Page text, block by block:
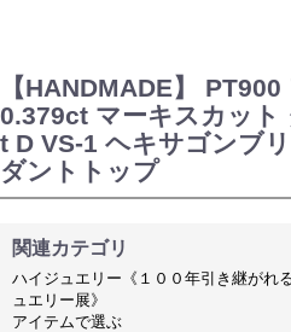
【HANDMADE】
0.379ct マーキスカット
t D VS-1 ヘキサゴンブ
ダントトップ
関連カテゴリ
ハイジュエリー《１００年引き継が
ュエリー展》
アイテムで選ぶ